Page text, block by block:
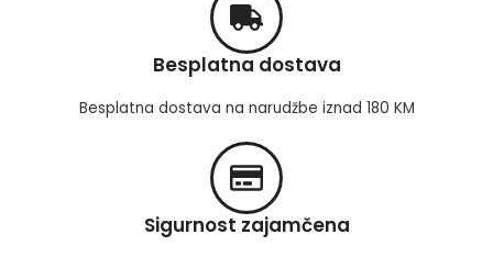
Besplatna dostava
Besplatna dostava na narudžbe iznad 180 KM
Sigurnost zajamčena